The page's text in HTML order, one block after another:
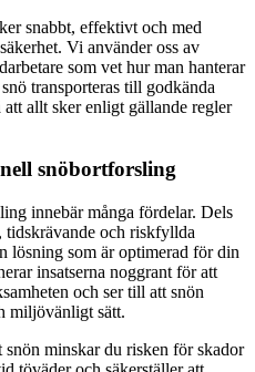
snabbt, effektivt och med
Vi använder oss av
som vet hur man hanterar
transporteras till godkända
allt sker enligt gällande regler
snöbortforsling
innebär många fördelar. Dels
tidskrävande och riskfyllda
lösning som är optimerad för din
insatserna noggrant för att
och ser till att snön
miljövänligt sätt.
minskar du risken för skador